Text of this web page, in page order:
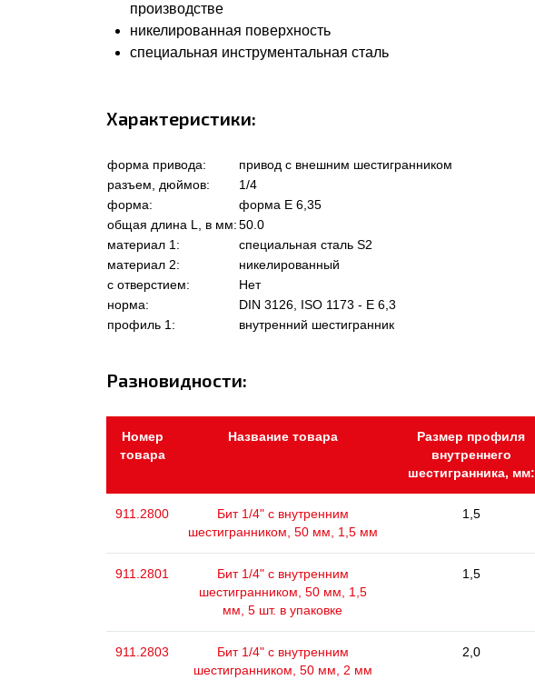
производстве
никелированная поверхность
специальная инструментальная сталь
Характеристики:
форма привода:
привод с внешним шестигранником
разъем, дюймов:
1/4
форма:
форма Е 6,35
общая длина L, в мм:50.0
материал 1:
специальная сталь S2
материал 2:
никелированный
с отверстием:
Нет
норма:
DIN 3126, ISO 1173 - E 6,3
профиль 1:
внутренний шестигранник
Разновидности:
Номер
товара
Название товара
Размер профиля
внутреннего
шестигранника, мм:
911.2800
Бит 1/4" с внутренним
шестигранником, 50 мм, 1,5 мм
1,5
911.2801
Бит 1/4" с внутренним
шестигранником, 50 мм, 1,5
мм, 5 шт. в упаковке
1,5
911.2803
Бит 1/4" с внутренним
шестигранником, 50 мм, 2 мм
2,0